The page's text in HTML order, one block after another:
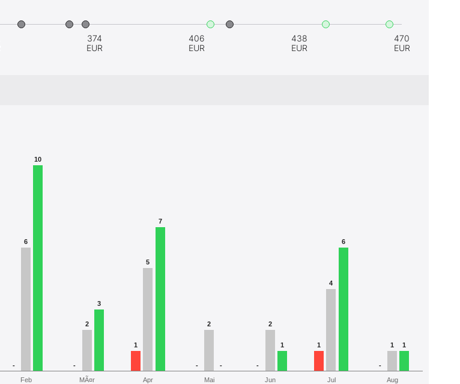
374
EUR
406
EUR
438
EUR
470
EUR
- -
1
- -
1
-
6
2
5
2 2
4
1
10
3
7
-
1
6
1
Feb MÃ¤r Apr Mai Jun Jul Aug